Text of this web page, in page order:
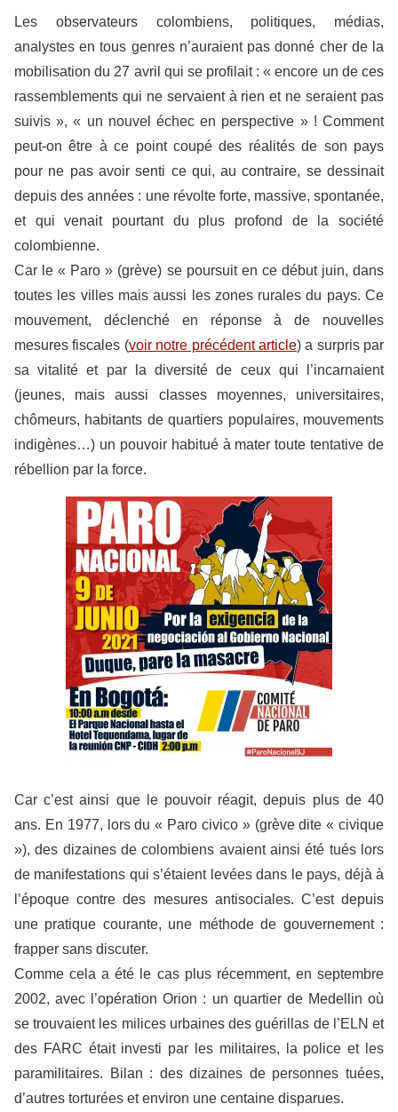
Les observateurs colombiens, politiques, médias,
analystes en tous genres n’auraient pas donné cher de la
mobilisation du 27 avril qui se profilait : « encore un de ces
rassemblements qui ne servaient à rien et ne seraient pas
suivis », « un nouvel échec en perspective » ! Comment
peut-on être à ce point coupé des réalités de son pays
pour ne pas avoir senti ce qui, au contraire, se dessinait
depuis des années : une révolte forte, massive, spontanée,
et qui venait pourtant du plus profond de la société
colombienne.
Car le « Paro » (grève) se poursuit en ce début juin, dans
toutes les villes mais aussi les zones rurales du pays. Ce
mouvement, déclenché en réponse à de nouvelles
mesures fiscales (voir notre précédent article) a surpris par
sa vitalité et par la diversité de ceux qui l’incarnaient
(jeunes, mais aussi classes moyennes, universitaires,
chômeurs, habitants de quartiers populaires, mouvements
indigènes…) un pouvoir habitué à mater toute tentative de
rébellion par la force.
Car c’est ainsi que le pouvoir réagit, depuis plus de 40
ans. En 1977, lors du « Paro civico » (grève dite « civique
»), des dizaines de colombiens avaient ainsi été tués lors
de manifestations qui s’étaient levées dans le pays, déjà à
l’époque contre des mesures antisociales. C’est depuis
une pratique courante, une méthode de gouvernement :
frapper sans discuter.
Comme cela a été le cas plus récemment, en septembre
2002, avec l’opération Orion : un quartier de Medellin où
se trouvaient les milices urbaines des guérillas de l’ELN et
des FARC était investi par les militaires, la police et les
paramilitaires. Bilan : des dizaines de personnes tuées,
d’autres torturées et environ une centaine disparues.